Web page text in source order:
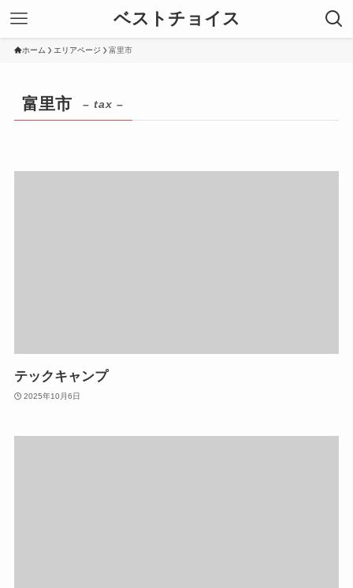
ベストチョイス
ホーム エリアページ 富里市
富里市 – tax –
テックキャンプ
2025年10月6日